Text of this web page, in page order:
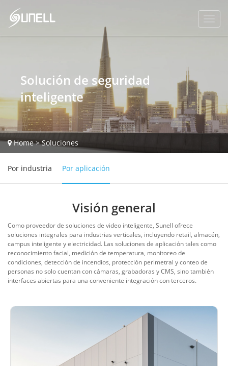
Home>Soluciones
Solución de seguridad
inteligente
Por industria Por aplicación
Visión general
Como proveedor de soluciones de video inteligente, Sunell ofrece
soluciones integrales para industrias verticales, incluyendo retail, almacén,
campus inteligente y electricidad. Las soluciones de aplicación tales como
reconocimiento facial, medición de temperatura, monitoreo de
condiciones, detección de incendios, protección perimetral y conteo de
personas no solo cuentan con cámaras, grabadoras y CMS, sino también
interfaces abiertas para una conveniente integración con terceros.